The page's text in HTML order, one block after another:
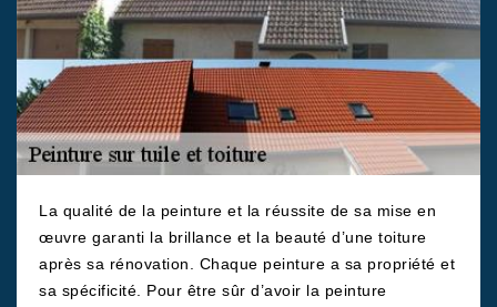
La qualité de la peinture et la réussite de sa mise en
œuvre garanti la brillance et la beauté d’une toiture
après sa rénovation. Chaque peinture a sa propriété et
sa spécificité. Pour être sûr d’avoir la peinture